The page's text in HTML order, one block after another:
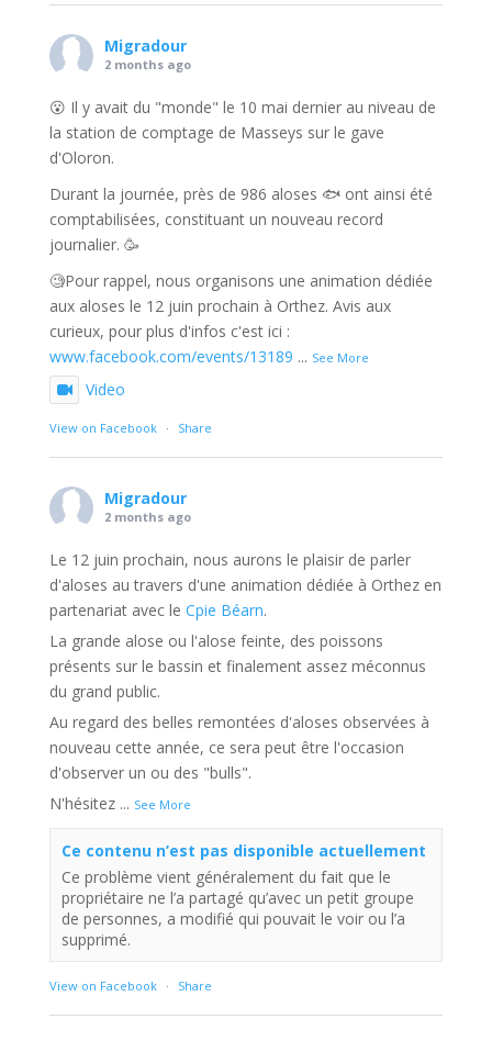
Migradour
2 months ago
😮 Il y avait du "monde" le 10 mai dernier au niveau de
la station de comptage de Masseys sur le gave
d'Oloron.
Durant la journée, près de 986 aloses 🐟 ont ainsi été
comptabilisées, constituant un nouveau record
journalier. 🥳
🧐Pour rappel, nous organisons une animation dédiée
aux aloses le 12 juin prochain à Orthez. Avis aux
curieux, pour plus d'infos c'est ici :
www.facebook.com/events/13189 ... See More
Video
View on Facebook · Share
Migradour
2 months ago
Le 12 juin prochain, nous aurons le plaisir de parler
d'aloses au travers d'une animation dédiée à Orthez en
partenariat avec le Cpie Béarn.
La grande alose ou l'alose feinte, des poissons
présents sur le bassin et finalement assez méconnus
du grand public.
Au regard des belles remontées d'aloses observées à
nouveau cette année, ce sera peut être l'occasion
d'observer un ou des "bulls".
N'hésitez ... See More
Ce contenu n’est pas disponible actuellement
Ce problème vient généralement du fait que le
propriétaire ne l’a partagé qu’avec un petit groupe
de personnes, a modifié qui pouvait le voir ou l’a
supprimé.
View on Facebook · Share